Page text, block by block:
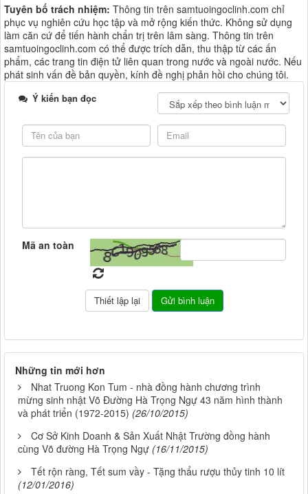
Tuyên bố trách nhiệm: Thông tin trên samtuoingoclinh.com chỉ
phục vụ nghiên cứu học tập và mở rộng kiến thức. Không sử dụng
làm căn cứ để tiến hành chẩn trị trên lâm sàng. Thông tin trên
samtuoingoclinh.com có thể được trích dẫn, thu thập từ các ấn
phẩm, các trang tin điện tử liên quan trong nước và ngoài nước. Nếu
phát sinh vấn đề bản quyền, kính đề nghị phản hồi cho chúng tôi.
Ý kiến bạn đọc
Mã an toàn
Những tin mới hơn
Nhat Truong Kon Tum - nhà đồng hành chương trình
mừng sinh nhật Võ Đường Hà Trọng Ngự 43 năm hình thành
và phát triển (1972-2015) (26/10/2015)
Cơ Sở Kinh Doanh & Sản Xuất Nhật Trường đồng hành
cùng Võ đường Hà Trọng Ngự (16/11/2015)
Tết rộn ràng, Tết sum vầy - Tặng thẩu rượu thủy tinh 10 lít
(12/01/2016)